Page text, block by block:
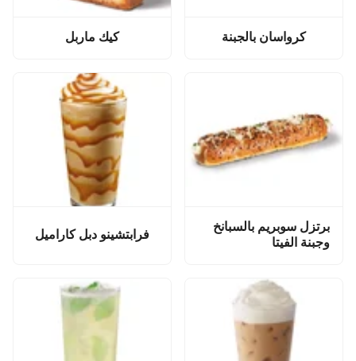
كرواسان بالجبنة كيك ماربل
برتزل سوبريم بالسبانخ
وجبنة الفيتا
فرابتشينو دبل كاراميل